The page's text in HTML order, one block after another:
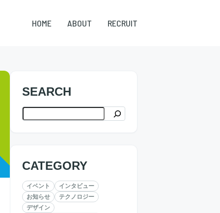
HOME ABOUT RECRUIT
SEARCH
検索
CATEGORY
イベント
インタビュー
お知らせ
テクノロジー
デザイン